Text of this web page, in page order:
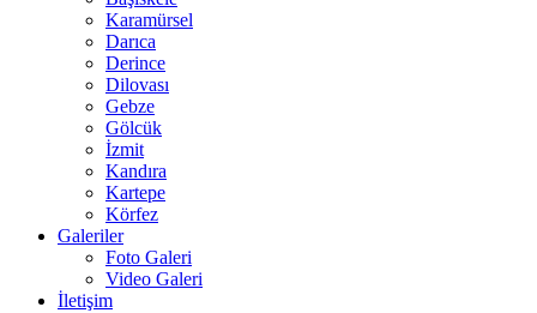
Karamürsel
Darıca
Derince
Dilovası
Gebze
Gölcük
İzmit
Kandıra
Kartepe
Körfez
Galeriler
Foto Galeri
Video Galeri
İletişim